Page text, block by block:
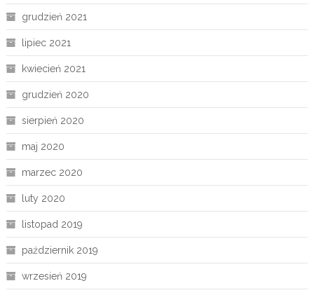
grudzień 2021
lipiec 2021
kwiecień 2021
grudzień 2020
sierpień 2020
maj 2020
marzec 2020
luty 2020
listopad 2019
październik 2019
wrzesień 2019